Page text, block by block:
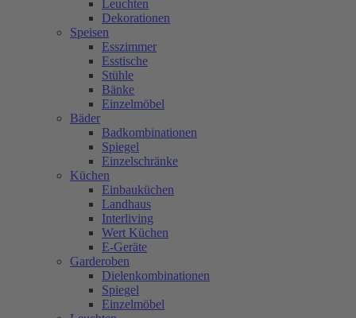
Leuchten
Dekorationen
Speisen
Esszimmer
Esstische
Stühle
Bänke
Einzelmöbel
Bäder
Badkombinationen
Spiegel
Einzelschränke
Küchen
Einbauküchen
Landhaus
Interliving
Wert Küchen
E-Geräte
Garderoben
Dielenkombinationen
Spiegel
Einzelmöbel